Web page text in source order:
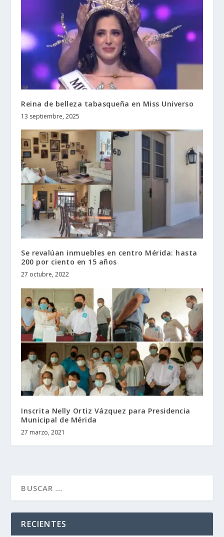
Reina de belleza tabasqueña en Miss Universo
13 septiembre, 2025
Se revalúan inmuebles en centro Mérida: hasta
200 por ciento en 15 años
27 octubre, 2022
Inscrita Nelly Ortiz Vázquez para Presidencia
Municipal de Mérida
27 marzo, 2021
RECIENTES